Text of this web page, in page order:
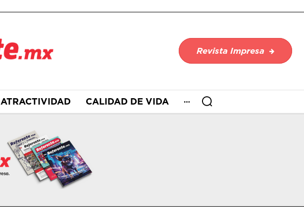
Revista Impresa
ATRACTIVIDAD CALIDAD DE VIDA